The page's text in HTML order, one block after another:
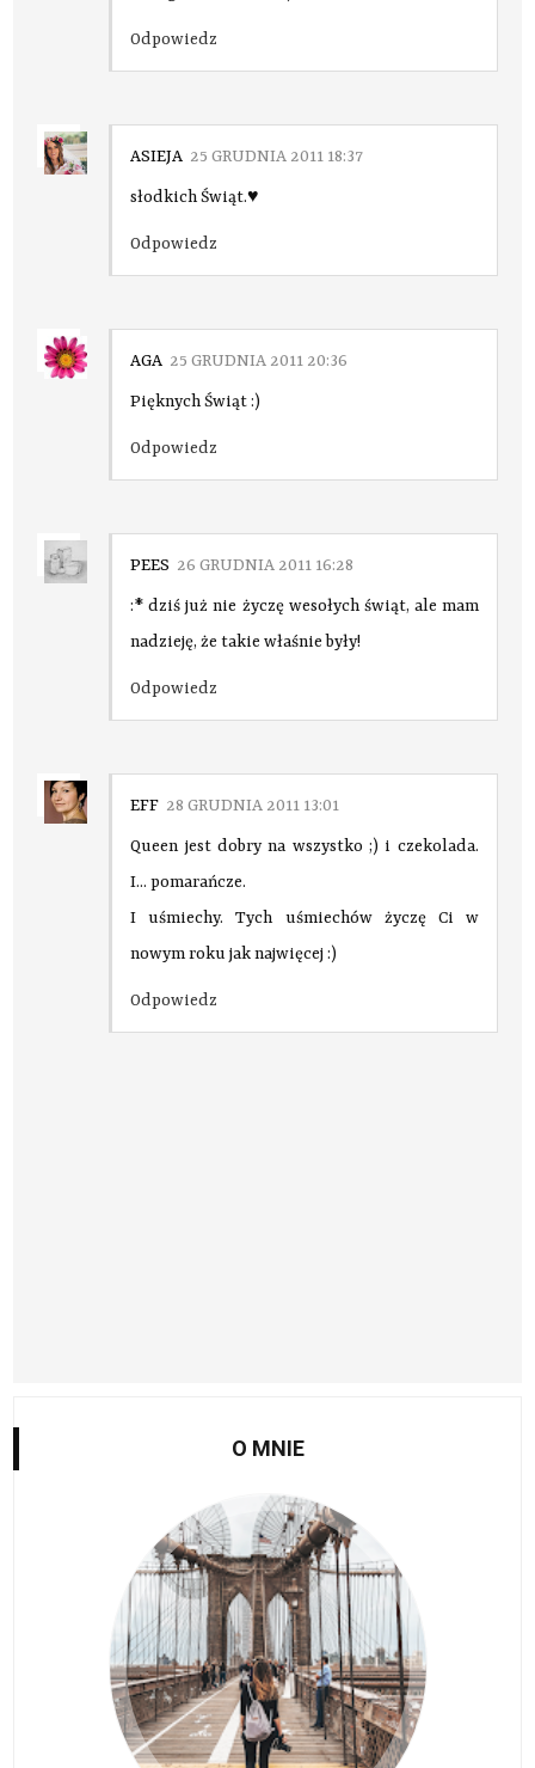
Odpowiedz
ASIEJA 25 GRUDNIA 2011 18:37
słodkich Świąt.♥
Odpowiedz
AGA 25 GRUDNIA 2011 20:36
Pięknych Świąt :)
Odpowiedz
PEES 26 GRUDNIA 2011 16:28
:* dziś już nie życzę wesołych świąt, ale mam
nadzieję, że takie właśnie były!
Odpowiedz
EFF 28 GRUDNIA 2011 13:01
Queen jest dobry na wszystko ;) i czekolada.
I... pomarańcze.
I uśmiechy. Tych uśmiechów życzę Ci w
nowym roku jak najwięcej :)
Odpowiedz
O MNIE